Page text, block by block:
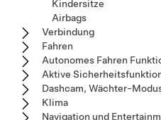
Kindersitze
Airbags
Verbindung
Fahren
Autonomes Fahren
Aktive
Dashcam, Wächter-
Klima
Navigation und